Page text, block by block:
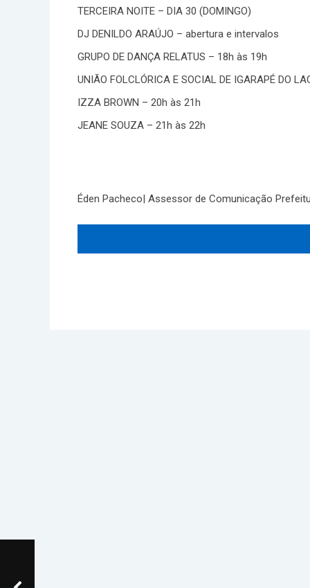
TERCEIRA NOITE – DIA 30 (DOMINGO)
DJ DENILDO ARAÚJO – abertura e intervalos
GRUPO DE DANÇA RELATUS – 18h às 19h
UNIÃO FOLCLÓRICA E SOCIAL DE IGARAPÉ DO
IZZA BROWN – 20h às 21h
JEANE SOUZA – 21h às 22h
Éden Pacheco| Assessor de Comunicação